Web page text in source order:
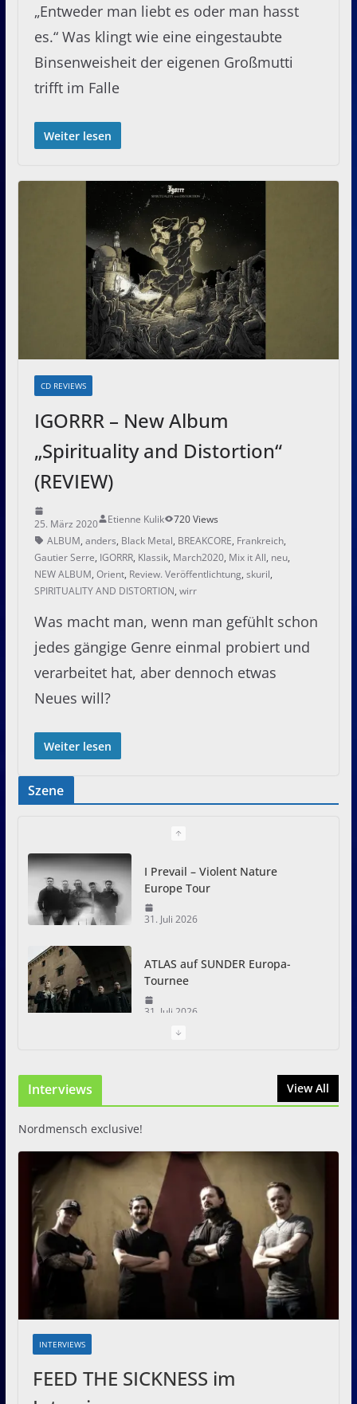
„Entweder man liebt es oder man hasst
es.“ Was klingt wie eine eingestaubte
Binsenweisheit der eigenen Großmutti
trifft im Falle
Weiter lesen
CD REVIEWS
IGORRR – New Album
„Spirituality and Distortion“
(REVIEW)
25. März 2020 Etienne Kulik
720 Views
ALBUM, anders, Black Metal, BREAKCORE, Frankreich,
Gautier Serre, IGORRR, Klassik, March2020, Mix it All, neu,
NEW ALBUM, Orient, Review. Veröffentlichtung, skuril,
SPIRITUALITY AND DISTORTION, wirr
Was macht man, wenn man gefühlt schon
jedes gängige Genre einmal probiert und
verarbeitet hat, aber dennoch etwas
Neues will?
Weiter lesen
Szene
I Prevail – Violent Nature
Europe Tour
31. Juli 2026
ATLAS auf SUNDER Europa-
Tournee
31. Juli 2026
Zwei Tage Rock und Metal in
Interviews View All
Nordmensch exclusive!
INTERVIEWS
FEED THE SICKNESS im